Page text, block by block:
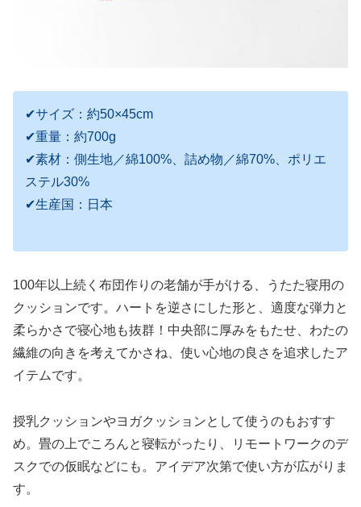
✔サイズ：約50×45cm
✔重量：約700g
✔素材：側生地／綿100%、詰め物／綿70%、ポリエ
ステル30%
✔生産国：日本
100年以上続く布団作りの老舗が手がける、うたた寝用の
クッションです。ハートを逆さにした形と、適度な弾力と
柔らかさで寝心地も抜群！中央部に厚みをもたせ、わたの
繊維の向きを考えてかさね、使い心地の良さを追求したア
イテムです。
授乳クッションやヨガクッションとして使うのもおすす
め。畳の上でころんと寝転がったり、リモートワークのデ
スクでの仮眠などにも。アイデア次第で使い方が広がりま
す。